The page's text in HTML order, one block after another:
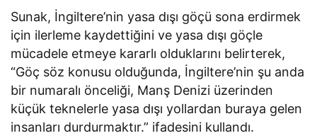
Sunak, İngiltere’nin yasa dışı göçü sona erdirmek
için ilerleme kaydettiğini ve yasa dışı göçle
mücadele etmeye kararlı olduklarını belirterek,
“Göç söz konusu olduğunda, İngiltere’nin şu anda
bir numaralı önceliği, Manş Denizi üzerinden
küçük teknelerle yasa dışı yollardan buraya gelen
insanları durdurmaktır.” ifadesini kullandı.